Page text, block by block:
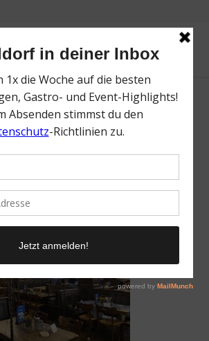
in Düsseldorf | Oktoberfest
Topliste | Foto: Schumacher